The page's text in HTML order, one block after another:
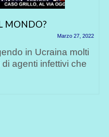
MONDO?
Marzo 27, 2022
in Ucraina molti
agenti infettivi che